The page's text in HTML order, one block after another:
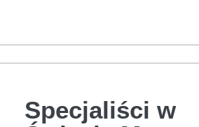
Specjaliści w